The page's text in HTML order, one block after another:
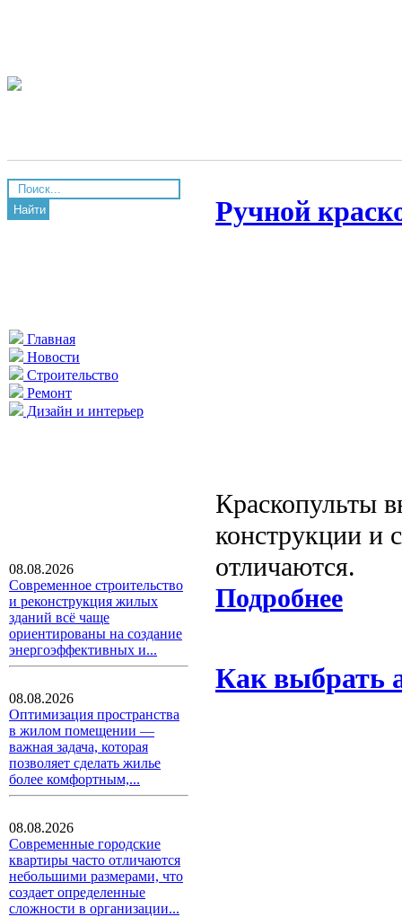
Найти
Главная
Новости
Строительство
Ремонт
Дизайн и интерьер
08.08.2026
Современное строительство
и реконструкция жилых
зданий всё чаще
ориентированы на создание
энергоэффективных и...
08.08.2026
Оптимизация пространства
в жилом помещении —
важная задача, которая
позволяет сделать жилье
более комфортным,...
08.08.2026
Современные городские
квартиры часто отличаются
небольшими размерами, что
создает определенные
сложности в организации...
Ручной
Краскопульты
конструкции и
отличаются.
Подробнее
Как выбрать